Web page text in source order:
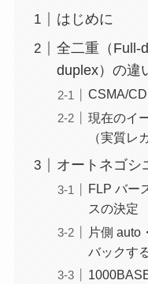
はじめに
全二重（Full-
duplex）の違
CSMA/
現在のイ
（実質レ
オートネゴシ
FLP バー
スの決定
片側 auto
バックす